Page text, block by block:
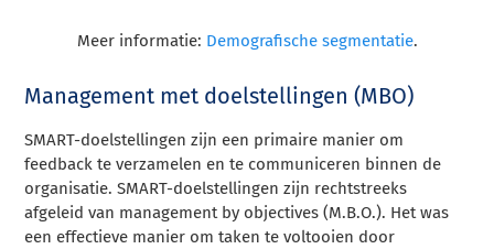
Meer informatie: Demografische segmentatie.
Management met doelstellingen (MBO)
SMART-doelstellingen zijn een primaire manier om
feedback te verzamelen en te communiceren binnen de
organisatie. SMART-doelstellingen zijn rechtstreeks
afgeleid van management by objectives (M.B.O.). Het was
een effectieve manier om taken te voltooien door